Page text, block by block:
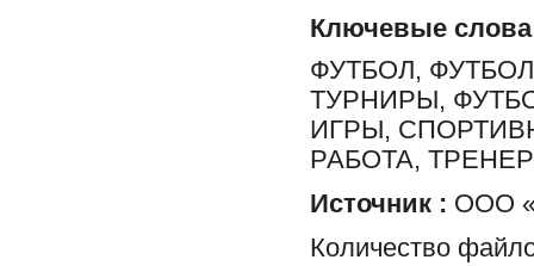
Ключевые слова
ФУТБОЛ,
ТУРНИРЫ,
ИГРЫ,
РАБОТА,
Источник : ООО
Количество